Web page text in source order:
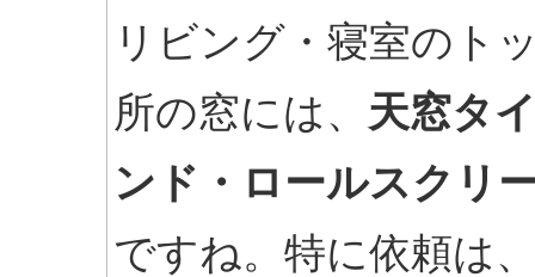
リビング・寝室のト
所の窓には、 天窓タ
ンド・ロールスクリ
ですね。特に依頼は